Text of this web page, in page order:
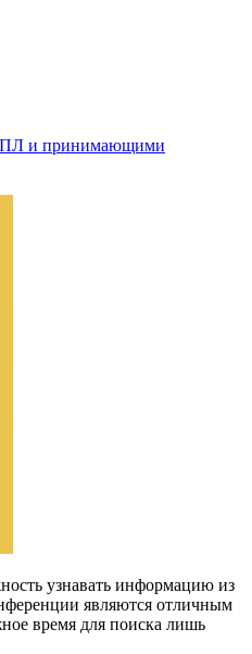
и принимающими
узнавать информацию из
являются отличным
время для поиска лишь